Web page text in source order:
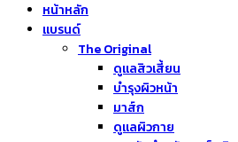
หน้าหลัก
แบรนด์
The Original
ดูแลสิวเสี้ยน
บำรุงผิวหน้า
มาส์ก
ดูแลผิวกาย